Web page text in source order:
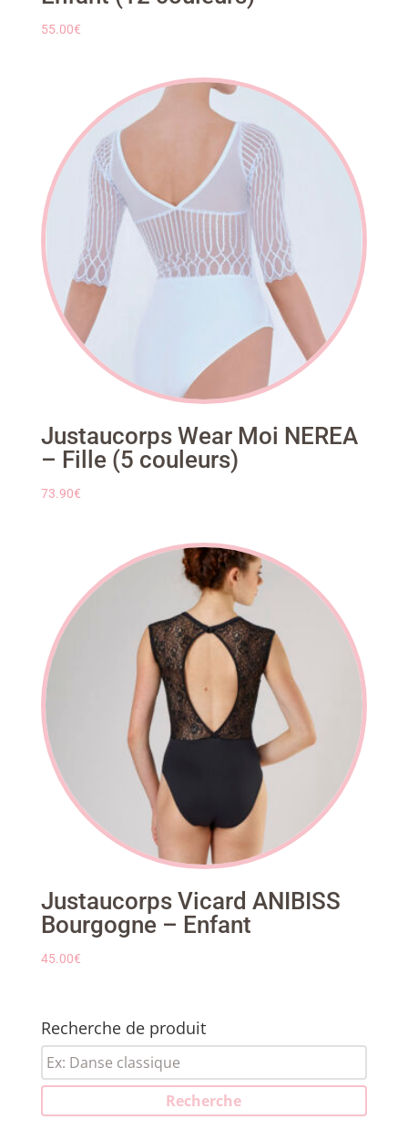
55.00€
Justaucorps Wear Moi NEREA
– Fille (5 couleurs)
73.90€
Justaucorps Vicard ANIBISS
Bourgogne – Enfant
45.00€
Recherche de produit
Recherche
pour :
Recherche